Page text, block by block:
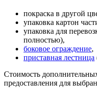
покраска в другой
упаковка картон
упаковка для
полностью),
боковое ограждение,
приставная лестница
Стоимость
предоставления для